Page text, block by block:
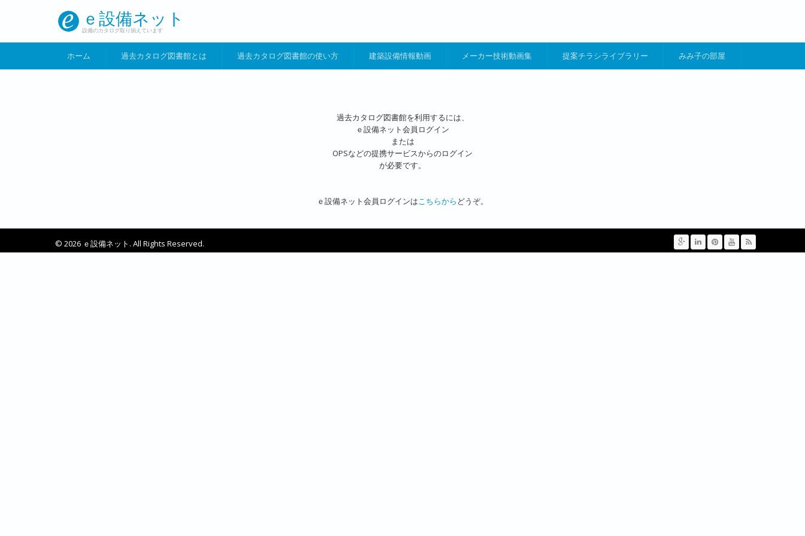
ｅ設備ネット
設備のカタログ取り揃えています
ホーム 過去カタログ図書館とは 過去カタログ図書館の使い方 建築設備情報動画 メーカー技術動画集 提案チラシライブラリー みみ子の部屋
過去カタログ図書館を利用するには、
ｅ設備ネット会員ログイン
または
OPSなどの提携サービスからのログイン
が必要です。
ｅ設備ネット会員ログインはこちらから どうぞ。
© 2026 ｅ設備ネット. All Rights Reserved.